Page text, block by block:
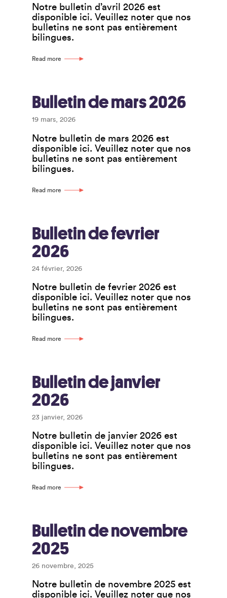
Notre bulletin d’avril 2026 est
disponible ici. Veuillez noter que nos
bulletins ne sont pas entièrement
bilingues.
Read more
Bulletin de mars 2026
19 mars, 2026
Notre bulletin de mars 2026 est
disponible ici. Veuillez noter que nos
bulletins ne sont pas entièrement
bilingues.
Read more
Bulletin de fevrier
2026
24 février, 2026
Notre bulletin de fevrier 2026 est
disponible ici. Veuillez noter que nos
bulletins ne sont pas entièrement
bilingues.
Read more
Bulletin de janvier
2026
23 janvier, 2026
Notre bulletin de janvier 2026 est
disponible ici. Veuillez noter que nos
bulletins ne sont pas entièrement
bilingues.
Read more
Bulletin de novembre
2025
26 novembre, 2025
Notre bulletin de novembre 2025 est
disponible ici. Veuillez noter que nos